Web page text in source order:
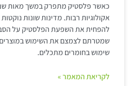
כאשר פלסטיק מתפרק במשך מאות
אקולוגיות רבות. מדינות שונות
להפחית את השפעת הפלסטיק על
שמטרתם לצמצם את השימוש
שימוש בחומרים מתכלים.
לקריאת המאמר »